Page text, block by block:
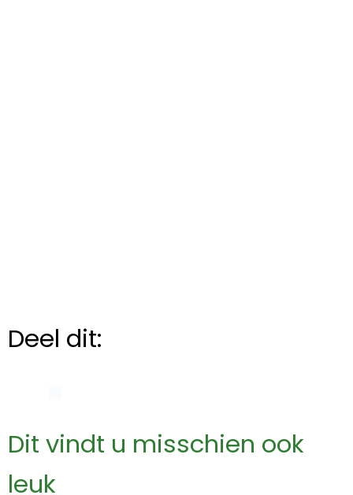
Deel dit:
Dit vindt u misschien ook
leuk